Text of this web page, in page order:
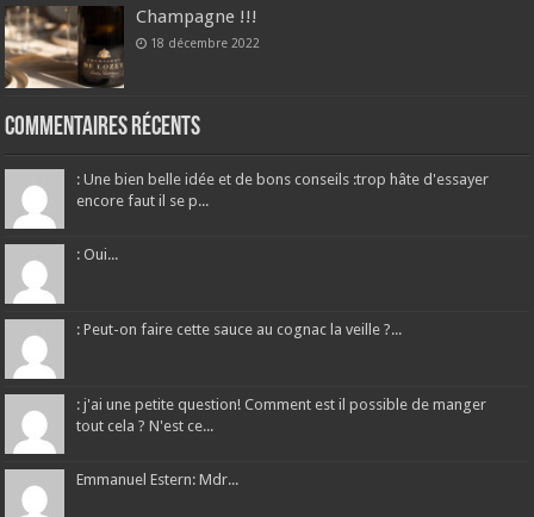
Champagne !!!
18 décembre 2022
Commentaires récents
: Une bien belle idée et de bons conseils :trop hâte d'essayer
encore faut il se p...
: Oui...
: Peut-on faire cette sauce au cognac la veille ?...
: j'ai une petite question! Comment est il possible de manger
tout cela ? N'est ce...
Emmanuel Estern: Mdr...